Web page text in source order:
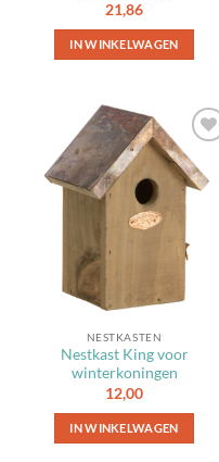
21,86
IN WINKELWAGEN
Toevoegen
aan
favorieten
NESTKASTEN
Nestkast King voor
winterkoningen
12,00
IN WINKELWAGEN